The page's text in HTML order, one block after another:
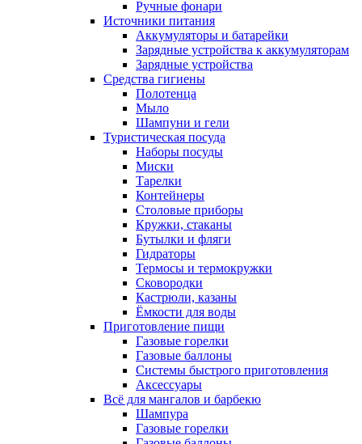
Ручные фонари
Источники питания
Аккумуляторы и батарейки
Зарядные устройства к аккумуляторам
Зарядные устройства
Средства гигиены
Полотенца
Мыло
Шампуни и гели
Туристическая посуда
Наборы посуды
Миски
Тарелки
Контейнеры
Столовые приборы
Кружки, стаканы
Бутылки и фляги
Гидраторы
Термосы и термокружки
Сковородки
Кастрюли, казаны
Ёмкости для воды
Приготовление пищи
Газовые горелки
Газовые баллоны
Системы быстрого приготовления
Аксессуары
Всё для мангалов и барбекю
Шампура
Газовые горелки